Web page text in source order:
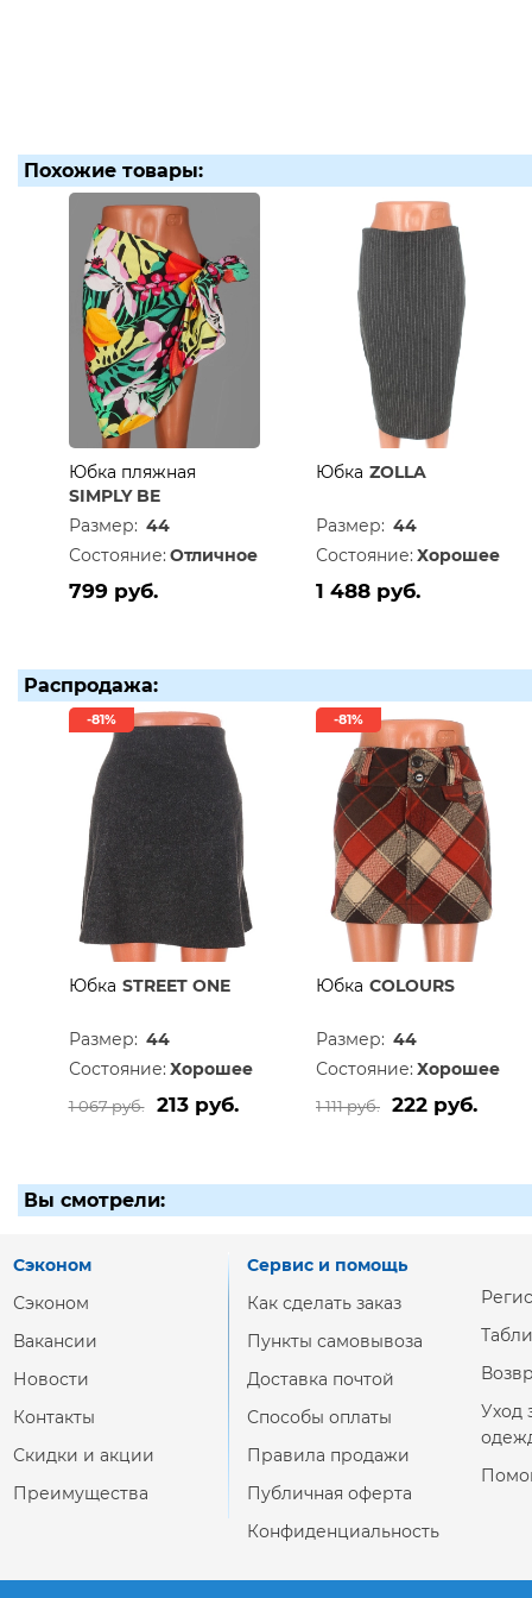
Похожие товары:
Юбка пляжная
SIMPLY BE
Размер: 44
Состояние: Отличное
799 руб.
Юбка ZOLLA
Размер: 44
Состояние: Хорошее
1 488 руб.
Распродажа:
-81%
Юбка STREET ONE
Размер: 44
Состояние: Хорошее
1 067 руб. 213 руб.
-81%
Юбка COLOURS
Размер: 44
Состояние: Хорошее
1 111 руб. 222 руб.
Вы смотрели:
Сэконом
Сэконом
Вакансии
Новости
Контакты
Скидки и акции
Преимущества
Сервис и помощь
Как сделать заказ
Пункты самовывоза
Доставка почтой
Способы оплаты
Правила продажи
Публичная оферта
Конфиденциальность
Уход